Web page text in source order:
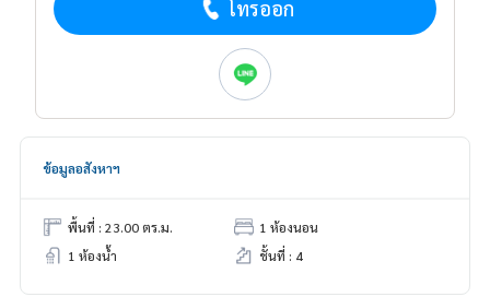
โทรออก
ข้อมูลอสังหาฯ
พื้นที่ : 23.00 ตร.ม.
1 ห้องนอน
1 ห้องน้ำ
ชั้นที่ : 4